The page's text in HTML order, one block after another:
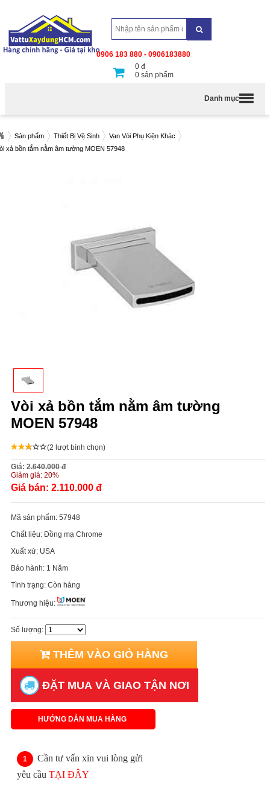
0906 183 880 - 0906183880
0 đ
0 sản phẩm
Danh mục
Sản phẩm Thiết Bị Vệ Sinh
Van Vòi Phụ Kiện Khác
xả bồn tắm nằm âm tường MOEN 57948
Vòi xả bồn tắm nằm âm tường
MOEN 57948
(2 lượt bình chọn)
Giá: 2.640.000 đ
Giảm giá: 20%
Giá bán: 2.110.000 đ
Mã sản phẩm: 57948
Chất liệu: Đồng mạ Chrome
Xuất xứ: USA
Bảo hành: 1 Năm
Tình trạng: Còn hàng
Thương hiệu:
Số lượng:
THÊM VÀO GIỎ HÀNG
ĐẶT MUA VÀ GIAO TẬN NƠI
HƯỚNG DẪN MUA HÀNG
Cần tư vấn xin vui lòng gửi
yêu cầu TẠI ĐÂY